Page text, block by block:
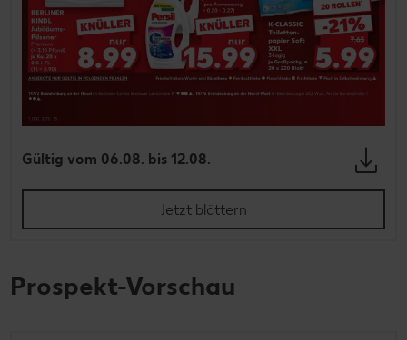
Gültig vom 06.08. bis 12.08.
Jetzt blättern
Prospekt-Vorschau